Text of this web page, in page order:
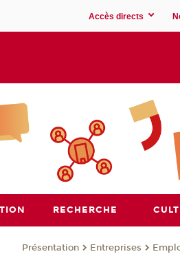
Accès directs
RECHERCHE
Présentation Entreprises